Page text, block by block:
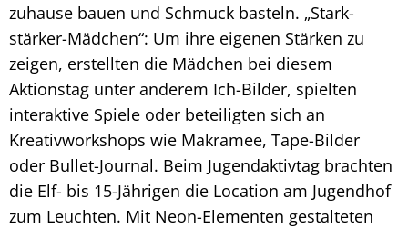
zuhause bauen und Schmuck basteln. „Stark-
stärker-Mädchen“: Um ihre eigenen Stärken zu
zeigen, erstellten die Mädchen bei diesem
Aktionstag unter anderem Ich-Bilder, spielten
interaktive Spiele oder beteiligten sich an
Kreativworkshops wie Makramee, Tape-Bilder
oder Bullet-Journal. Beim Jugendaktivtag brachten
die Elf- bis 15-Jährigen die Location am Jugendhof
zum Leuchten. Mit Neon-Elementen gestalteten